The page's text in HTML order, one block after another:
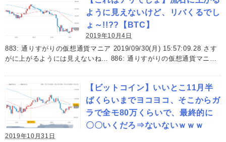
ように見えないけど、リバくるでし
ょ～!!??【BTC】
2019年10月4日
883: 通りすがりの仮想通貨マニア 2019/09/30(月) 15:57:09.28 さす
がに上がるようには見えないね… 886: 通りすがりの仮想通貨マニ…
【ビットコイン】いいとこ11月半
ばくらいまでヨコヨコ、そこからガ
ラで全モ80万くらいで、最終的に
〇〇いくだろ⇒ないないｗｗｗ
2019年10月31日